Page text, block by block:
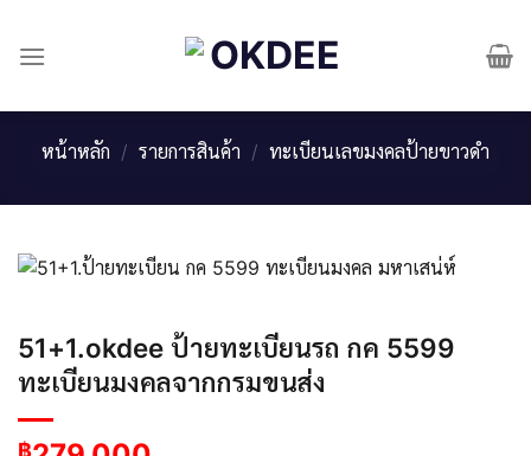
content
หน้าหลัก / รายการสินค้า / ทะเบียนเลขมงคลป้ายขาวดำ
51+1.okdee ป้ายทะเบียนรถ กค 5599
ทะเบียนมงคลจากกรมขนส่ง
฿